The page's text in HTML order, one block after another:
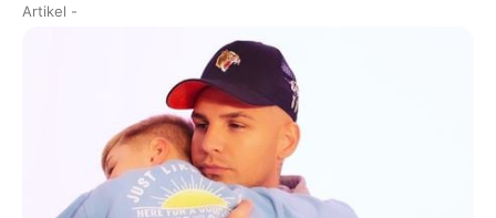
Artikel -